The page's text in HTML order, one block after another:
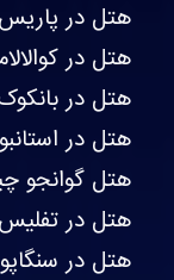
هتل در
هتل در
هتل در بانکوک
هتل در
هتل گوانجو
هتل در
هتل در